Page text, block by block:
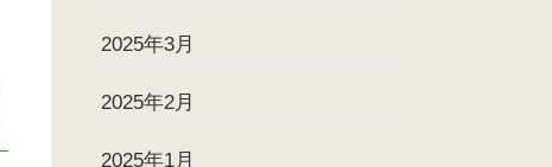
2025年3月
2025年2月
2025年1月